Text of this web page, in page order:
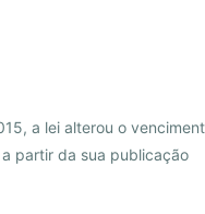
a lei alterou o
partir da sua publicação